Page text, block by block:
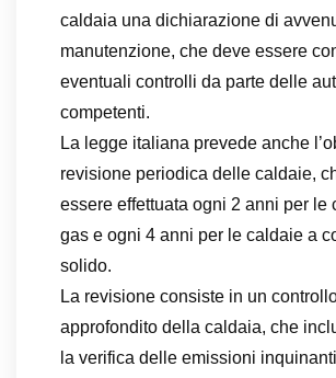
caldaia una dichiarazione di
manutenzione, che deve essere
eventuali controlli da parte delle
competenti.
La legge italiana prevede anche
revisione periodica delle caldaie,
essere effettuata ogni 2 anni per le
gas e ogni 4 anni per le caldaie a
solido.
La revisione consiste in un
approfondito della caldaia, che
la verifica delle emissioni